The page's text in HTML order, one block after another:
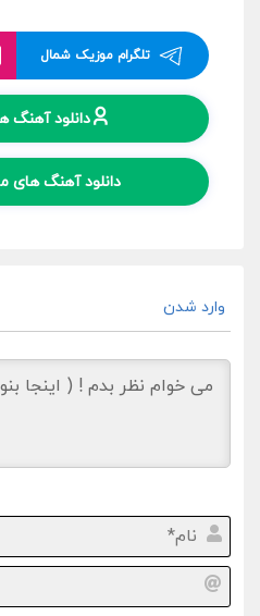
تلگرام موزیک شمال
دانلود آهنگ
دانلود آهنگ های
وارد شدن